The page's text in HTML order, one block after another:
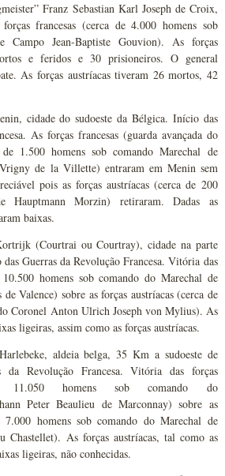
Franz Sebastian Karl Joseph de Croix,
francesas (cerca de 4.000 homens sob
Campo Jean-Baptiste Gouvion). As forças
e feridos e 30 prisioneiros. O general
As forças austríacas tiveram 26 mortos, 42
cidade do sudoeste da Bélgica. Início das
As forças francesas (guarda avançada do
1.500 homens sob comando Marechal de
de la Villette) entraram em Menin sem
pois as forças austríacas (cerca de 200
Hauptmann Morzin) retiraram. Dadas as
baixas.
(Courtrai ou Courtray), cidade na parte
Guerras da Revolução Francesa. Vitória das
homens sob comando do Marechal de
Valence) sobre as forças austríacas (cerca de
Coronel Anton Ulrich Joseph von Mylius). As
ligeiras, assim como as forças austríacas.
aldeia belga, 35 Km a sudoeste de
Revolução Francesa. Vitória das forças
11.050 homens sob comando do
Peter Beaulieu de Marconnay) sobre as
7.000 homens sob comando do Marechal de
Chastellet). As forças austríacas, tal como as
ligeiras, não conhecidas.